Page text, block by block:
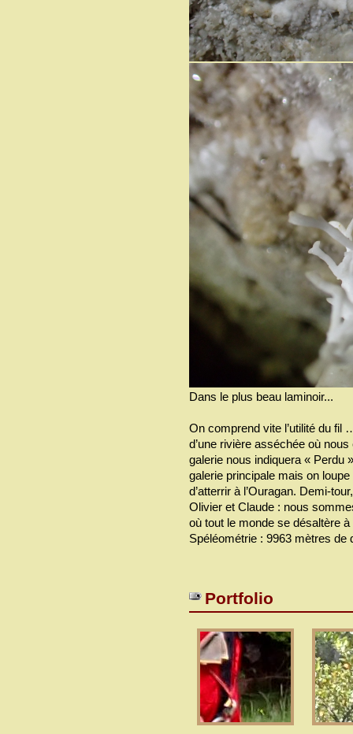
Dans le plus beau laminoir...
On comprend vite l’utilité du fil
d’une rivière asséchée où
galerie nous indiquera « Perdu
galerie principale mais on
d’atterrir à l’Ouragan. Demi-
Olivier et Claude : nous
où tout le monde se désaltère
Spéléométrie : 9963 mètres de
Portfolio